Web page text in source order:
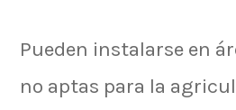
Pueden instalarse en
no aptas para la